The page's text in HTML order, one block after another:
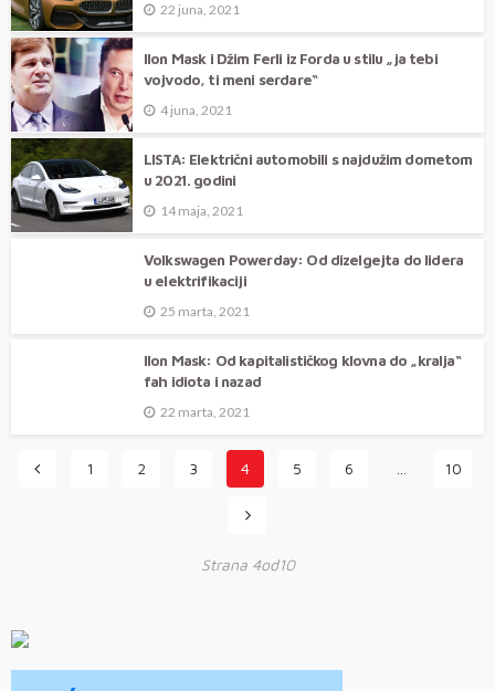
22 juna, 2021
Ilon Mask i Džim Ferli iz Forda u stilu „ja tebi
vojvodo, ti meni serdare“
4 juna, 2021
LISTA: Električni automobili s najdužim dometom
u 2021. godini
14 maja, 2021
Volkswagen Powerday: Od dizelgejta do lidera
u elektrifikaciji
25 marta, 2021
Ilon Mask: Od kapitalističkog klovna do „kralja“
fah idiota i nazad
22 marta, 2021
1 2 3 4 5 6 10
Strana 4od10